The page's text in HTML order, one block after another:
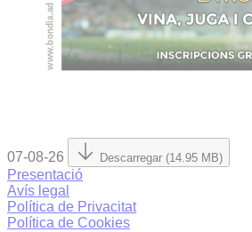
07-08-26 Descarregar (14.95 MB)
Presentació
Avís legal
Política de Privacitat
Política de Cookies